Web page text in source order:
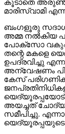
കൂടാതെ അരുണ്‍
മാരിസ്വാമി
ബംഗളൂരു
അമ്മ നല്‍കിയ
പോക്‌സോ
തന്റെ മകളെ
ഉപദ്രവിച്ചു
അന്വേഷണം
കേസ്
അയച്ചത്
സമീപിച്ചു.